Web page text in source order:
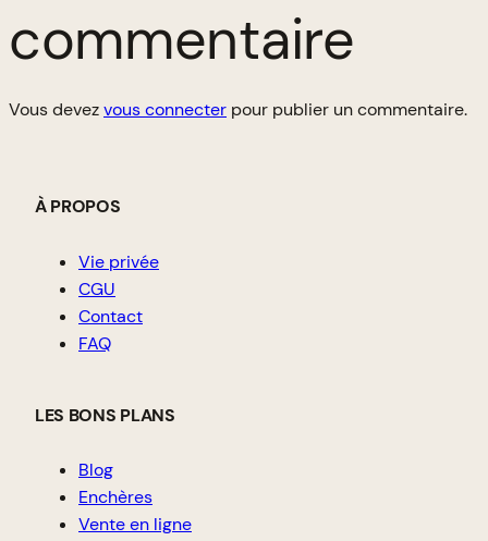
commentaire
Vous devezvous connecter pour publier un commentaire.
À PROPOS
Vie privée
CGU
Contact
FAQ
LES BONS PLANS
Blog
Enchères
Vente en ligne